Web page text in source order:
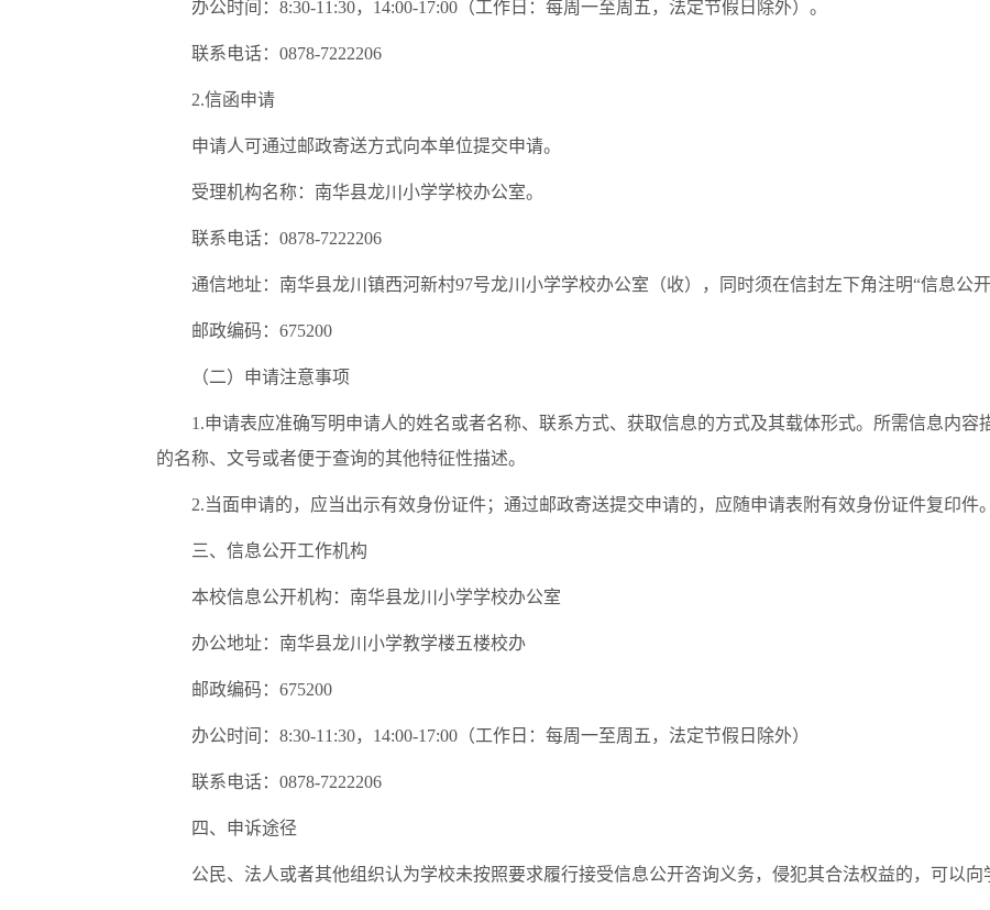
办公时间：8:30-11:30，14:00-17:00（工作日：每周一至周五，法定节假日除外）。
联系电话：0878-7222206
2.信函申请
申请人可通过邮政寄送方式向本单位提交申请。
受理机构名称：南华县龙川小学学校办公室。
联系电话：0878-7222206
通信地址：南华县龙川镇西河新村97号龙川小学学校办公室（收），同时须在信封左下角注明“信息公开
邮政编码：675200
（二）申请注意事项
1.申请表应准确写明申请人的姓名或者名称、联系方式、获取信息的方式及其载体形式。所需信息内容
的名称、文号或者便于查询的其他特征性描述。
2.当面申请的，应当出示有效身份证件；通过邮政寄送提交申请的，应随申请表附有效身份证件复印件。
三、信息公开工作机构
本校信息公开机构：南华县龙川小学学校办公室
办公地址：南华县龙川小学教学楼五楼校办
邮政编码：675200
办公时间：8:30-11:30，14:00-17:00（工作日：每周一至周五，法定节假日除外）
联系电话：0878-7222206
四、申诉途径
公民、法人或者其他组织认为学校未按照要求履行接受信息公开咨询义务，侵犯其合法权益的，可以向